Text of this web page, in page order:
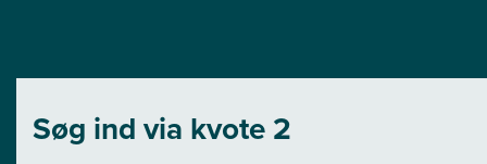
Søg ind via kvote 2